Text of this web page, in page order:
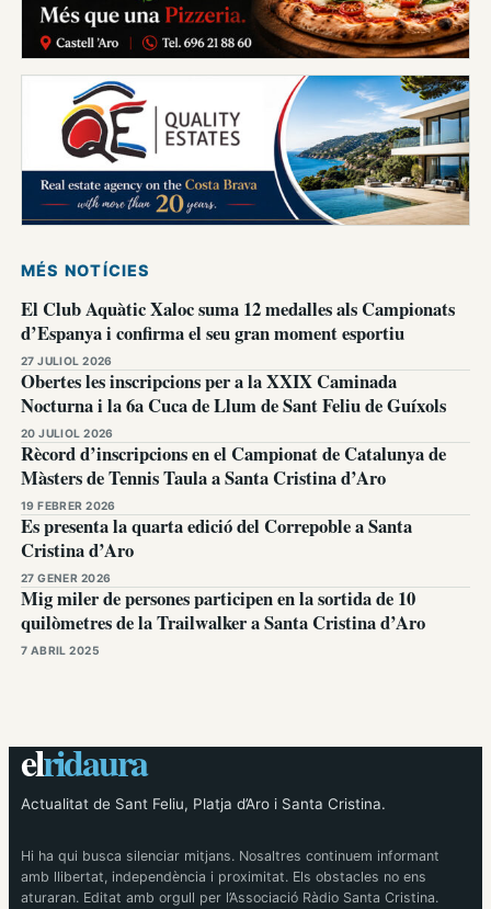
MÉS NOTÍCIES
El Club Aquàtic Xaloc suma 12 medalles als Campionats
d’Espanya i confirma el seu gran moment esportiu
27 JULIOL 2026
Obertes les inscripcions per a la XXIX Caminada
Nocturna i la 6a Cuca de Llum de Sant Feliu de Guíxols
20 JULIOL 2026
Rècord d’inscripcions en el Campionat de Catalunya de
Màsters de Tennis Taula a Santa Cristina d’Aro
19 FEBRER 2026
Es presenta la quarta edició del Correpoble a Santa
Cristina d’Aro
27 GENER 2026
Mig miler de persones participen en la sortida de 10
quilòmetres de la Trailwalker a Santa Cristina d’Aro
7 ABRIL 2025
elridaura
Actualitat de Sant Feliu, Platja d’Aro i Santa Cristina.
Hi ha qui busca silenciar mitjans. Nosaltres continuem informant
amb llibertat, independència i proximitat. Els obstacles no ens
aturaran. Editat amb orgull per l’Associació Ràdio Santa Cristina.